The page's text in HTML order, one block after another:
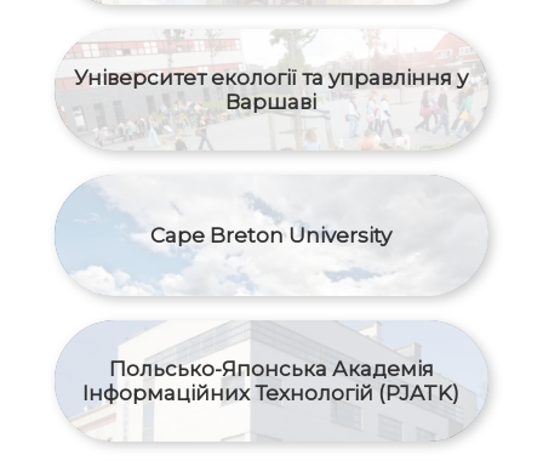
Університет екології та управління у
Варшаві
Cape Breton University
Польсько-Японська Академія
Інформаційних Технологій (PJATK)